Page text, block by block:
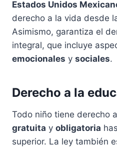
Estados Unidos
derecho a la vida desde
Asimismo, garantiza el
integral, que incluye
emocionales y sociales.
Derecho a la
Todo niño tiene derecho
gratuita y obligatoria
superior. La ley también